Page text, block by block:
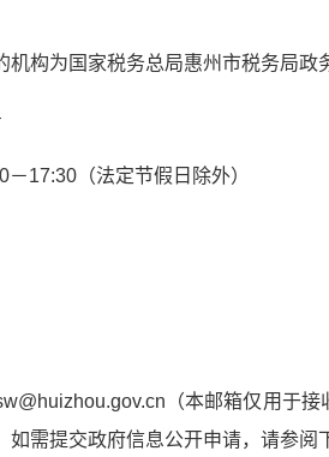
构为国家税务总局惠州市税务局政
17:30（法定节假日除外）
（本邮箱仅用于
需提交政府信息公开申请，请参阅